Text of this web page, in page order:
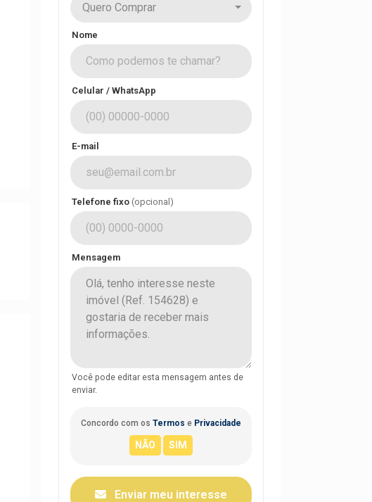
Quero Comprar
Nome
Celular / WhatsApp
E-mail
Telefone fixo (opcional)
Mensagem
Você pode editar esta mensagem antes de
enviar.
Concordo com os Termos e Privacidade
Enviar meu interesse